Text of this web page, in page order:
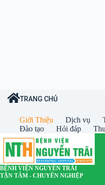
TRANG CHỦ
Giới Thiệu Dịch vụ
Đào tạo
Hỏi đáp
BỆNH VIỆN NGUYỄN TRÃI
TẬN TÂM - CHUYÊN NGHIỆP